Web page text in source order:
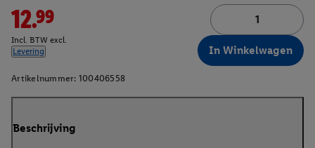
12.99
Incl. BTW excl.
Levering
In Winkelwagen
Artikelnummer: 100406558
Beschrijving